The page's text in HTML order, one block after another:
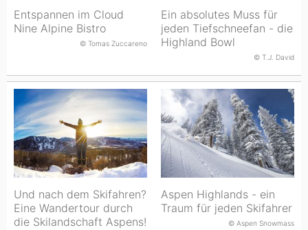
Entspannen im Cloud
Nine Alpine Bistro
© Tomas Zuccareno
Ein absolutes Muss für
jeden Tiefschneefan - die
Highland Bowl
© T.J. David
Und nach dem Skifahren?
Eine Wandertour durch
die Skilandschaft Aspens!
Aspen Highlands - ein
Traum für jeden Skifahrer
© Aspen Snowmass